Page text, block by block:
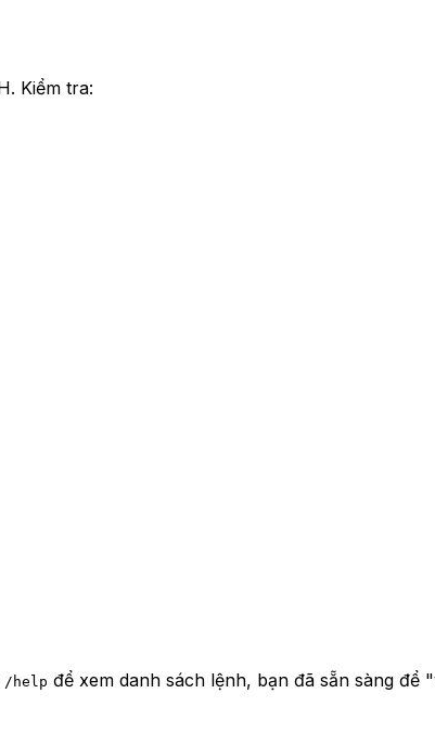
Kiểm tra:
/help để xem danh sách lệnh, bạn đã sẵn sàng để